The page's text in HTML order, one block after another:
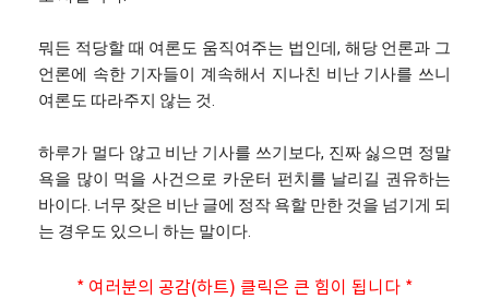
뭐든 적당할 때 여론도 움직여주는 법인데, 해당 언론과 그
언론에 속한 기자들이 계속해서 지나친 비난 기사를 쓰니
여론도 따라주지 않는 것.
하루가 멀다 않고 비난 기사를 쓰기보다, 진짜 싫으면 정말
욕을 많이 먹을 사건으로 카운터 펀치를 날리길 권유하는
바이다. 너무 잦은 비난 글에 정작 욕할 만한 것을 넘기게 되
는 경우도 있으니 하는 말이다.
* 여러분의 공감(하트) 클릭은 큰 힘이 됩니다 *